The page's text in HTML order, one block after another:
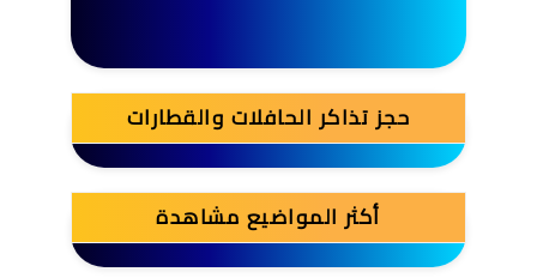
حجز تذاكر الحافلات والقطارات
أكثر المواضيع مشاهدة